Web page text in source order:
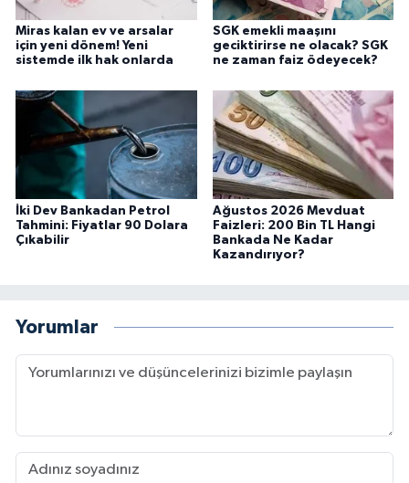
Miras kalan ev ve arsalar
için yeni dönem! Yeni
sistemde ilk hak onlarda
SGK emekli maaşını
geciktirirse ne olacak? SGK
ne zaman faiz ödeyecek?
İki Dev Bankadan Petrol
Tahmini: Fiyatlar 90 Dolara
Çıkabilir
Ağustos 2026 Mevduat
Faizleri: 200 Bin TL Hangi
Bankada Ne Kadar
Kazandırıyor?
Yorumlar